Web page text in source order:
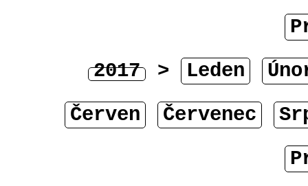
2017 > Leden
Červen
Červenec